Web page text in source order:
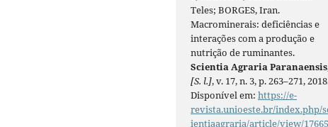
Teles; BORGES, Iran.
Macrominerais: deficiências e
interações com a produção e
nutrição de ruminantes.
Scientia Agraria Paranaensis
[S. l.], v. 17, n. 3, p. 263–271,
Disponível em:https://e-
revista.unioeste.br/index.php/
ientiaagraria/article/view/17665